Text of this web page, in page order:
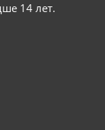
14 лет.